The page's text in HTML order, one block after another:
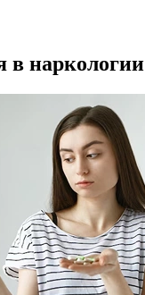
в наркологии